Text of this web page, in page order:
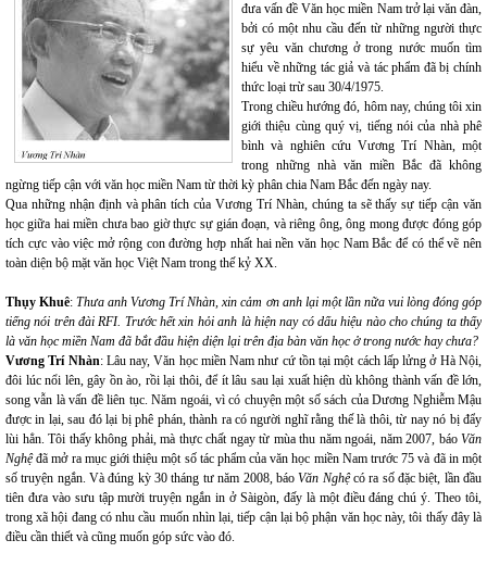
đưa vấn đề Văn học miền Nam trở lại văn đàn,
bởi có một nhu cầu đến từ những người thực
sự yêu văn chương ở trong nước muốn tìm
hiểu về những tác giả và tác phẩm đã bị chính
thức loại trừ sau 30/4/1975.
Trong chiều hướng đó, hôm nay, chúng tôi xin
giới thiệu cùng quý vị, tiếng nói của nhà phê
bình và nghiên cứu Vương Trí Nhàn, một
trong những nhà văn miền Bắc đã không
ngừng tiếp cận với văn học miền Nam từ thời kỳ phân chia Nam Bắc đến ngày nay.
Qua những nhận định và phân tích của Vương Trí Nhàn, chúng ta sẽ thấy sự tiếp cận văn
học giữa hai miền chưa bao giờ thực sự gián đoạn, và riêng ông, ông mong được đóng góp
tích cực vào việc mở rộng con đường hợp nhất hai nền văn học Nam Bắc để có thể vẽ nên
toàn diện bộ mặt văn học Việt Nam trong thế kỷ XX.
Thụy Khuê: Thưa anh Vương Trí Nhàn, xin cảm ơn anh lại một lần nữa vui lòng đóng góp
tiếng nói trên đài RFI. Trước hết xin hỏi anh là hiện nay có dấu hiệu nào cho chúng ta thấy
là văn học miền Nam đã bắt đầu hiện diện lại trên địa bàn văn học ở trong nước hay chưa?
Vương Trí Nhàn: Lâu nay, Văn học miền Nam như cứ tồn tại một cách lấp lửng ở Hà Nội,
đôi lúc nổi lên, gây ồn ào, rồi lại thôi, để ít lâu sau lại xuất hiện dù không thành vấn đề lớn,
song vẫn là vấn đề liên tục. Năm ngoái, vì có chuyện một số sách của Dương Nghiễm Mậu
được in lại, sau đó lại bị phê phán, thành ra có người nghĩ rằng thế là thôi, từ nay nó bị đẩy
lùi hẳn. Tôi thấy không phải, mà thực chất ngay từ mùa thu năm ngoái, năm 2007, báo Văn
Nghệđã mở ra mục giới thiệu một số tác phẩm của văn học miền Nam trước 75 và đã in một
số truyện ngắn. Và đúng kỳ 30 tháng tư năm 2008, báoVăn Nghệcó ra số đặc biệt, lần đầu
tiên đưa vào sưu tập mười truyện ngắn in ở Sàigòn, đấy là một điều đáng chú ý. Theo tôi,
trong xã hội đang có nhu cầu muốn nhìn lại, tiếp cận lại bộ phận văn học này, tôi thấy đây là
điều cần thiết và cũng muốn góp sức vào đó.